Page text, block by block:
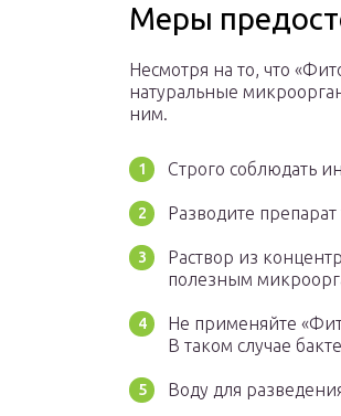
Меры
Несмотря на то, что
натуральные
ним.
Строго соблюдать
Разводите
Раствор из
полезным
Не применяйте
В таком случае
Воду для